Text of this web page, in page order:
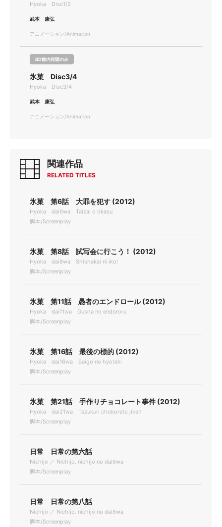
Hyoka Disc1/2
武本 康弘
アニメーション/Animation
BD館内視聴のみ
氷菓 Disc3/4
Hyoka Disc3/4
武本 康弘
アニメーション/Animation
関連作品
RELATED TITLES
氷菓 第6話 大罪を犯す (2012)
Hyoka dai6wa Taizai o okasu
脚本/Screenplay
氷菓 第8話 試写会に行こう！ (2012)
Hyoka dai8wa Shishakai ni iko!
脚本/Screenplay
氷菓 第11話 愚者のエンドロール (2012)
Hyoka dai11wa Gusha no endororu
脚本/Screenplay
氷菓 第16話 最後の標的 (2012)
Hyoka dai16wa Saigo no hyoteki
脚本/Screenplay
氷菓 第21話 手作りチョコレート事件 (2012)
Hyoka dai21wa Tezukuri chokoreto jiken
脚本/Screenplay
日常 日常の第六話
Nichijo ／ Nichijo. nichijo no dai6wa
脚本/Screenplay
日常 日常の第八話
Nichijo ／ Nichijo. nichijo no dai8wa
脚本/Screenplay